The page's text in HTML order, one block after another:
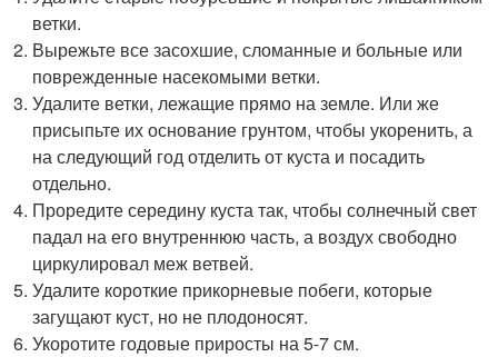
ветки.
Вырежьте все засохшие, сломанные и больные или
поврежденные насекомыми ветки.
Удалите ветки, лежащие прямо на земле. Или же
присыпьте их основание грунтом, чтобы укоренить, а
на следующий год отделить от куста и посадить
отдельно.
Проредите середину куста так, чтобы солнечный свет
падал на его внутреннюю часть, а воздух свободно
циркулировал меж ветвей.
Удалите короткие прикорневые побеги, которые
загущают куст, но не плодоносят.
Укоротите годовые приросты на 5-7 см.